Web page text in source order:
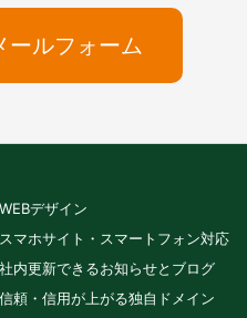
ールフォーム
WEBデザイン
スマホサイト・スマートフォン対応
社内更新できるお知らせとブログ
信頼・信用が上がる独自ドメイン